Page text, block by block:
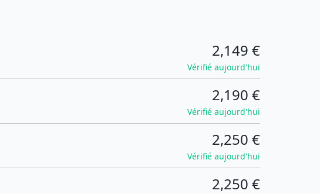
2,149 €
Vérifié aujourd'hui
2,190 €
Vérifié aujourd'hui
2,250 €
Vérifié aujourd'hui
2,250 €